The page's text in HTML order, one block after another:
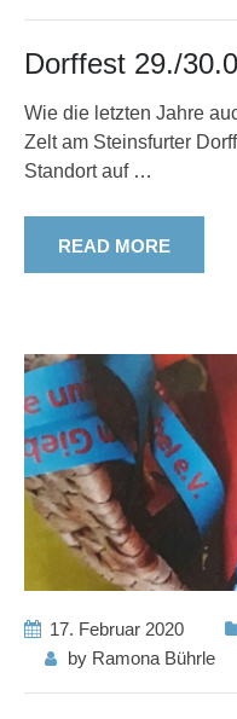
Dorffest 29./
Wie die letzten Jahre
Zelt am Steinsfurter
Standort auf …
READ MORE
17. Februar 2020
by Ramona Bührle